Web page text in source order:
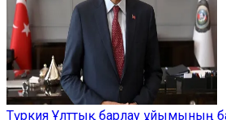
Түркия Ұлттық барлау ұйымының